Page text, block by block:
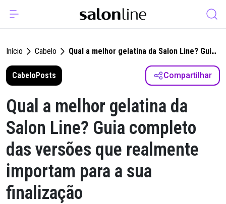
Início Cabelo
Qual a melhor gelatina da Salon Line? Guia
completo das versões que realmente
importam para a sua finalização
CabeloPosts Compartilhar
Qual a melhor gelatina da
Salon Line? Guia completo
das versões que realmente
importam para a sua
finalização